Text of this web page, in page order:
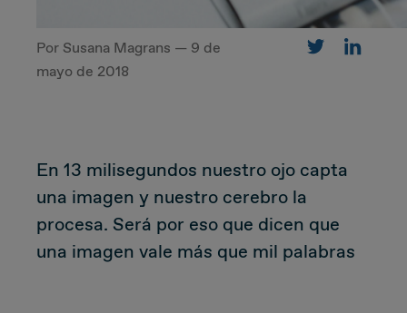
CUSTOMER
Marketing Strategy
Sales Strategy
Por Susana Magrans — 9 de
mayo de 2018
En 13 milisegundos nuestro ojo capta
una imagen y nuestro cerebro la
procesa. Será por eso que dicen que
una imagen vale más que mil palabras